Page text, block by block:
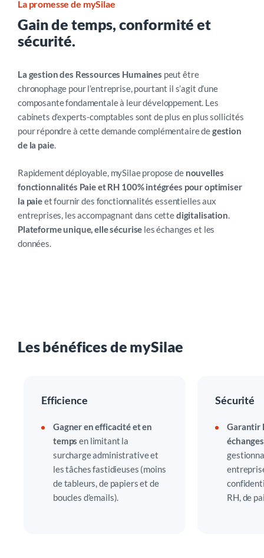
Partage des bulletins brouillons
Remise des bulletins
Distribution des bulletins de paie
fluide, la signature électronique des documents, la
transmission automatisée de la DPAE et le suivi des
nouvelles recrues
Parcours de sortie à travers la signature électronique et
la mise à disposition des documents de sortie via un lien
Saisie du télétravail et indemnisation automatisée
et un module RH complémentaire :Pilotage et réalisation
des campagnes d’entretiens réglementaires
La promesse de mySilae
Gain de temps, conformité et
sécurité.
La gestion des Ressources Humaines peut être
chronophage pour l’entreprise, pourtant il s’agit d’une
composante fondamentale à leur développement. Les
cabinets d’experts-comptables sont de plus en plus sollicités
pour répondre à cette demande complémentaire degestion
de la paie.
Rapidement déployable, mySilae propose de nouvelles
fonctionnalités Paie et RH 100% intégrées pour optimiser
la paieet fournir des fonctionnalités essentielles aux
entreprises, les accompagnant dans cettedigitalisation
Plateforme unique, elle sécurise les échanges et les
données.
Les bénéfices de mySilae
Efficience
Gagner en efficacité et en
temps en limitant la
surcharge administrative et
les tâches fastidieuses (moins
de tableurs, de papiers et de
boucles d’emails).
Sécurité
Garantir
échanges
RH, de